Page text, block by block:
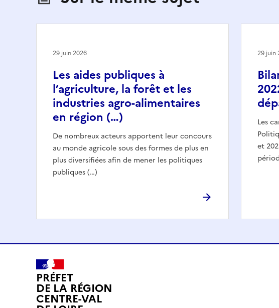
Les aides publiques à
l’agriculture, la forêt et les
industries agro-alimentaires
en région (…)
De nombreux acteurs apportent leur concours
au monde agricole sous des formes de plus en
plus diversifiées afin de mener les politiques
publiques (…)
29 juin 2026
Les
et
29 juin
PRÉFET
DE LA RÉGION
CENTRE-VAL